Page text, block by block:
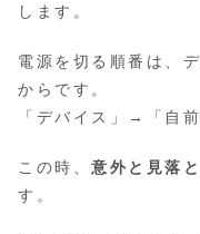
します。
電源を切る順番は、
からです。
「デバイス」→「自
この時、意外と見落
す。